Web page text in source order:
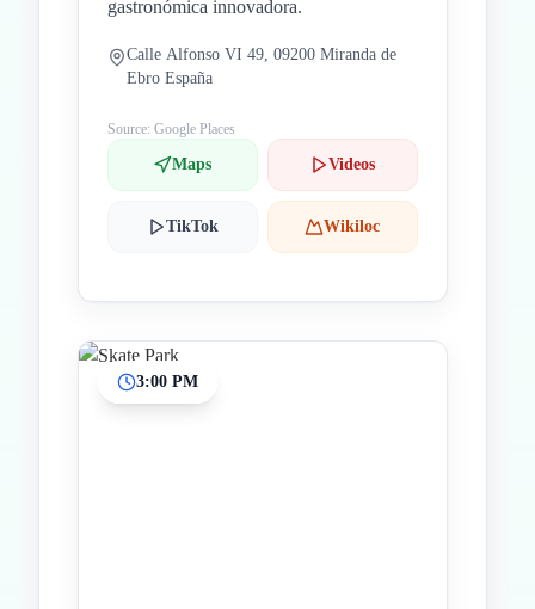
gastronómica innovadora.
Calle Alfonso VI 49, 09200 Miranda de
Ebro España
Source: Google Places
Maps Videos
TikTok Wikiloc
3:00 PM